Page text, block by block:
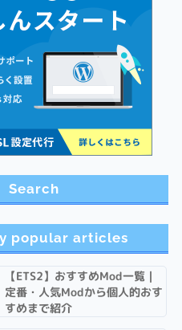
Search
popular articles
【ETS2】おすすめMod一覧｜
定番・人気Modから個人的おす
すめまで紹介